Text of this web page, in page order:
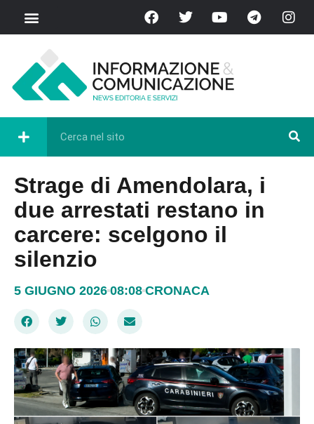
Strage di Amendolara, i
due arrestati restano in
carcere: scelgono il
silenzio
5 GIUGNO 2026 08:08 CRONACA